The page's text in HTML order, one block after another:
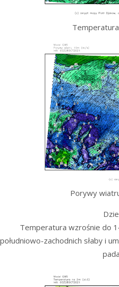
Porywy
Temperatura wzrośnie do
południowo-zachodnich słaby i